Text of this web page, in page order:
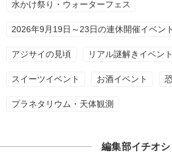
水かけ祭り・ウォーターフェス
2026年9月19日～23日の連休開催イベント
アジサイの見頃 リアル謎解きイベント
スイーツイベント お酒イベント
プラネタリウム・天体観測
編集部イチオシ